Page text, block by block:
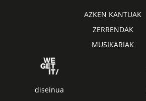
AZKEN KANTUAK
ZERRENDAK
MUSIKARIAK
diseinua